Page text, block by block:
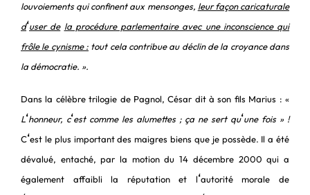
louvoiements qui confinent aux mensonges, leur façon caricaturale
d‘user de la procédure parlementaire avec une inconscience qui
frôle le cynisme : tout cela contribue au déclin de la croyance dans
la démocratie. ».
Dans la célèbre trilogie de Pagnol, César dit à son fils Marius : «
L‘honneur, c‘est comme les alumettes ; ça ne sert qu‘une fois » !
C‘est le plus important des maigres biens que je possède. Il a été
dévalué, entaché, par la motion du 14 décembre 2000 qui a
également affaibli la réputation et l‘autorité morale de